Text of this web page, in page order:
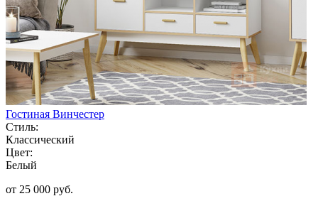
Гостиная Винчестер
Стиль:
Классический
Цвет:
Белый
от 25 000 руб.